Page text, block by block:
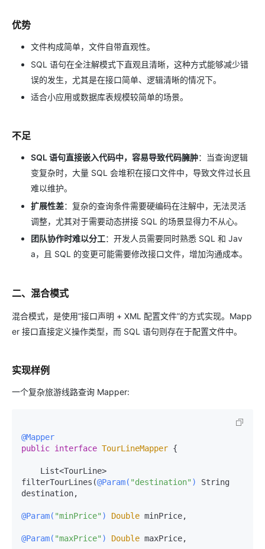
优势
文件构成简单，文件自带直观性。
SQL 语句在全注解模式下直观且清晰，这种方式能够减少错
误的发生，尤其是在接口简单、逻辑清晰的情况下。
适合小应用或数据库表规模较简单的场景。
不足
SQL 语句直接嵌入代码中，容易导致代码臃肿：当查询逻辑
变复杂时，大量 SQL 会堆积在接口文件中，导致文件过长且
难以维护。
扩展性差：复杂的查询条件需要硬编码在注解中，无法灵活
调整，尤其对于需要动态拼接 SQL 的场景显得力不从心。
团队协作时难以分工：开发人员需要同时熟悉 SQL 和 Jav
a，且 SQL 的变更可能需要修改接口文件，增加沟通成本。
二、混合模式
混合模式，是使用“接口声明 + XML 配置文件”的方式实现。Mapp
er 接口直接定义操作类型，而 SQL 语句则存在于配置文件中。
实现样例
一个复杂旅游线路查询 Mapper:
@Mapper
public interface TourLineMapper {
filterTourLines(@Param( "destination" )
String
destination,
@Param( "minPrice" ) Double minPrice,
@Param( "maxPrice" ) Double maxPrice,